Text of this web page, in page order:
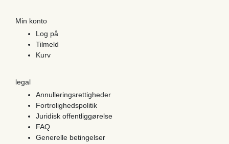
Min konto
Log på
Tilmeld
Kurv
legal
Annulleringsrettigheder
Fortrolighedspolitik
Juridisk offentliggørelse
FAQ
Generelle betingelser